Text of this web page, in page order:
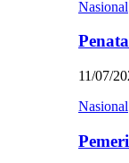
Nasional
11/07/
Nasional